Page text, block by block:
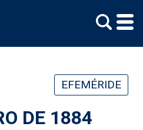
EFEMÉRIDE
DE 1884